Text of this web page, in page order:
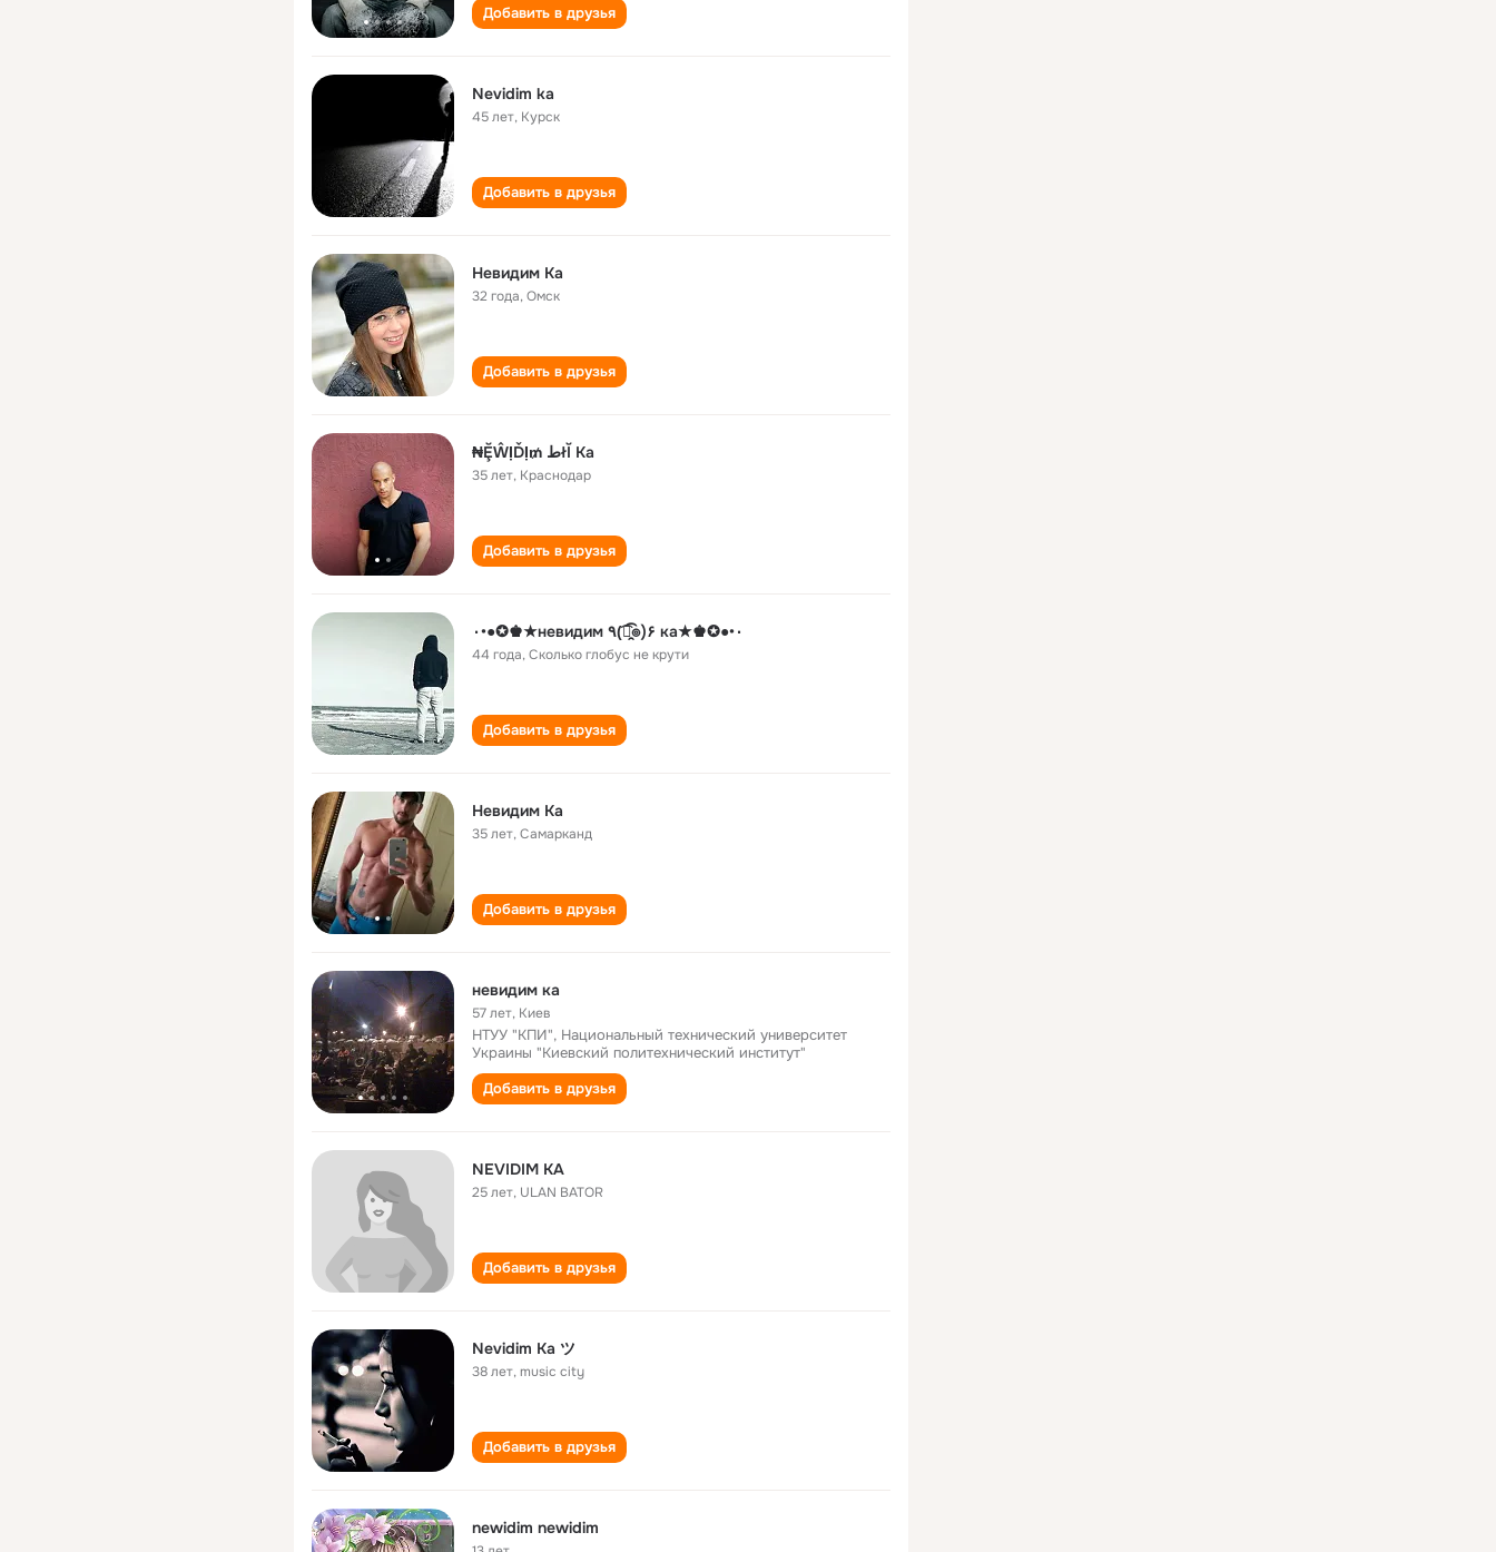
Добавить в друзья
Nevidim ka
45 лет, Курск
Добавить в друзья
Невидим Ка
32 года,Омск
Добавить в друзья
₦ḜŴỊĎỊ₥ طłĬ Ka
35 лет, Краснодар
Добавить в друзья
٠•●✪♚★невидим ٩(͡๏̯͡๏)۶ ка★♚✪●•٠
44 года,Сколько глобус не крути
Добавить в друзья
Невидим Ка
35 лет,Самарканд
Добавить в друзья
невидим ка
57 лет, Киев
НТУУ "КПИ", Национальный технический университет
Украины "Киевский политехнический институт"
Добавить в друзья
NEVIDIM KA
25 лет, ULAN BATOR
Добавить в друзья
Nevidim Ka ツ
38 лет,music city
Добавить в друзья
newidim newidim